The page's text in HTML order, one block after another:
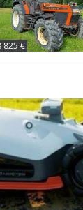
825 €